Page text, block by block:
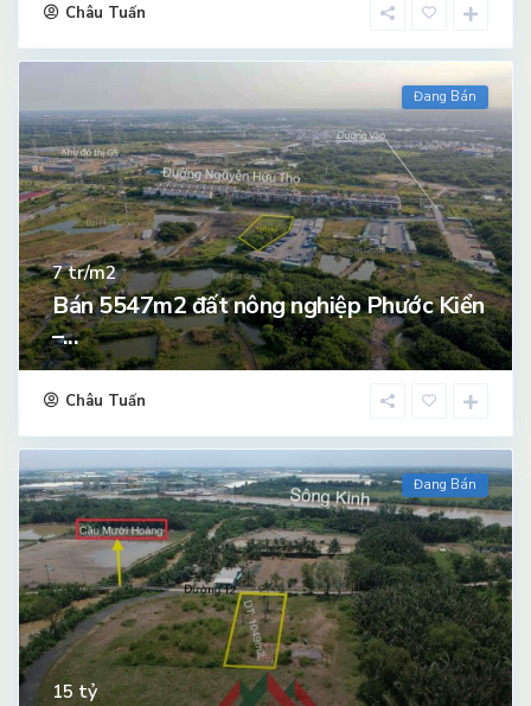
Châu Tuấn
Đang Bán
7tr/m2
Bán 5547m2 đất nông nghiệp Phước Kiển
–...
Châu Tuấn
Đang Bán
15 tỷ